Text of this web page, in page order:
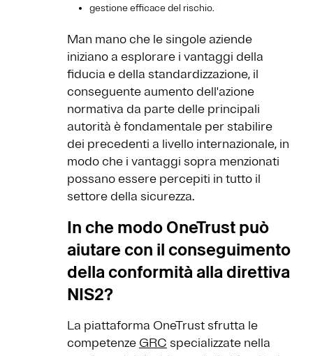
gestione efficace del rischio.
Man mano che le singole aziende
iniziano a esplorare i vantaggi della
fiducia e della standardizzazione, il
conseguente aumento dell'azione
normativa da parte delle principali
autorità è fondamentale per stabilire
dei precedenti a livello internazionale, in
modo che i vantaggi sopra menzionati
possano essere percepiti in tutto il
settore della sicurezza.
In che modo OneTrust può
aiutare con il conseguimento
della conformità alla direttiva
NIS2?
La piattaforma OneTrust sfrutta le
competenze GRC specializzate nella